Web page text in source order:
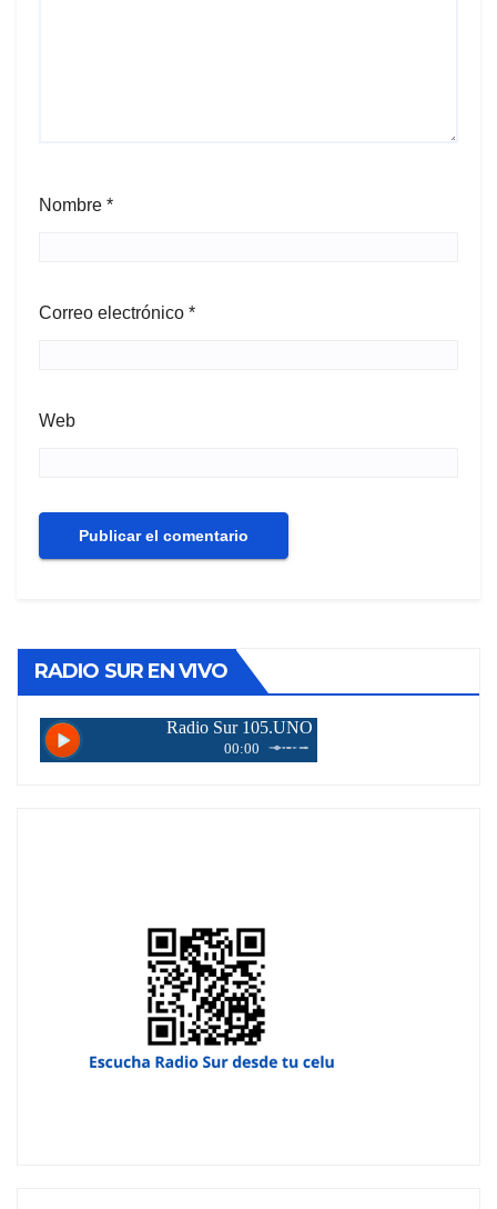
Nombre *
Correo electrónico *
Web
RADIO SUR EN VIVO